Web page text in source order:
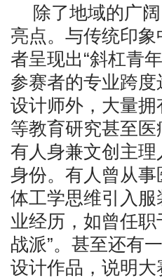
除了地域的广
亮点。与传统印
者呈现出“斜杠青
参赛者的专业跨
设计师外，大量
等教育研究甚至
有人身兼文创主
身份。有人曾从
体工学思维引入
业经历，如曾任职
战派”。甚至还有
设计作品，说明